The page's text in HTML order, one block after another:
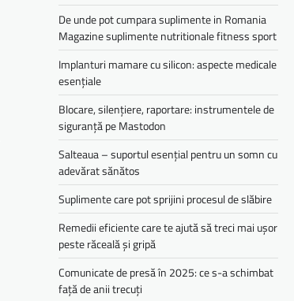
De unde pot cumpara suplimente in Romania
Magazine suplimente nutritionale fitness sport
Implanturi mamare cu silicon: aspecte medicale
esențiale
Blocare, silențiere, raportare: instrumentele de
siguranță pe Mastodon
Salteaua – suportul esențial pentru un somn cu
adevărat sănătos
Suplimente care pot sprijini procesul de slăbire
Remedii eficiente care te ajută să treci mai ușor
peste răceală și gripă
Comunicate de presă în 2025: ce s-a schimbat
față de anii trecuți